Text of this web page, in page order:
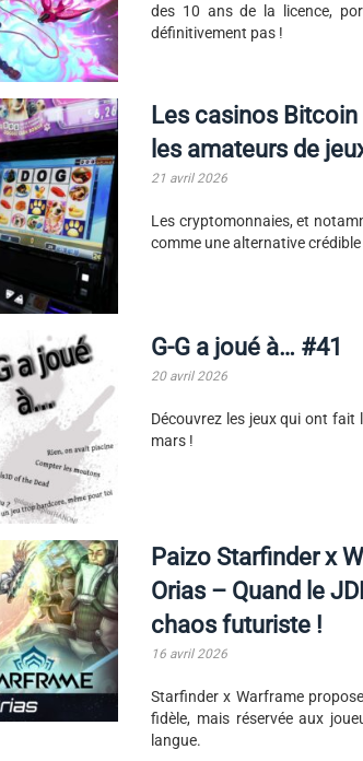
des 10 ans de la licence,
définitivement pas !
Les casinos
les amateurs de
21 avril 2026
Les cryptomonnaies, et
comme une alternative
G-G a joué à… #41
20 avril 2026
Découvrez les jeux qui ont
mars !
Paizo Starfinder x
Orias – Quand le
chaos futuriste !
16 avril 2026
Starfinder x Warframe
fidèle, mais réservée aux
langue.